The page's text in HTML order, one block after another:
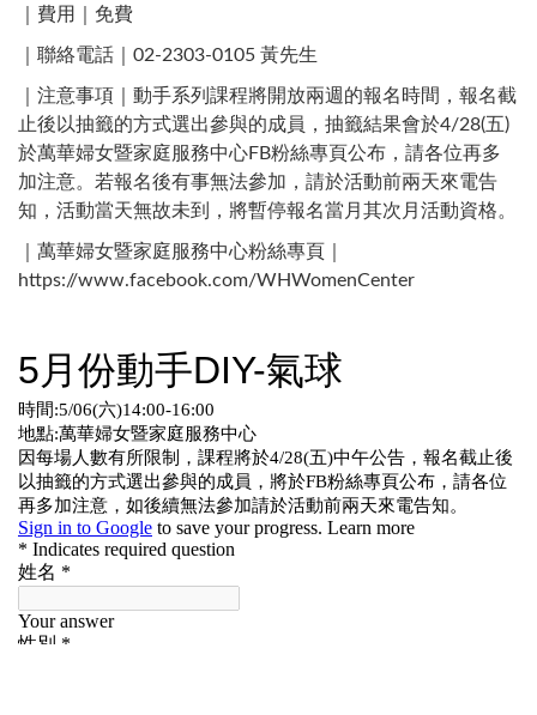
｜費用｜免費
｜聯絡電話｜02-2303-0105 黃先生 ​
｜注意事項｜動手系列課程將開放兩週的報名時間，報名截
止後以抽籤的方式選出參與的成員，抽籤結果會於4/28(五)
於萬華婦女暨家庭服務中心FB粉絲專頁公布，請各位再多
加注意。若報名後有事無法參加，請於活動前兩天來電告
知，活動當天無故未到，將暫停報名當月其次月活動資格。
｜萬華婦女暨家庭服務中心粉絲專頁｜
https://www.facebook.com/WHWomenCenter